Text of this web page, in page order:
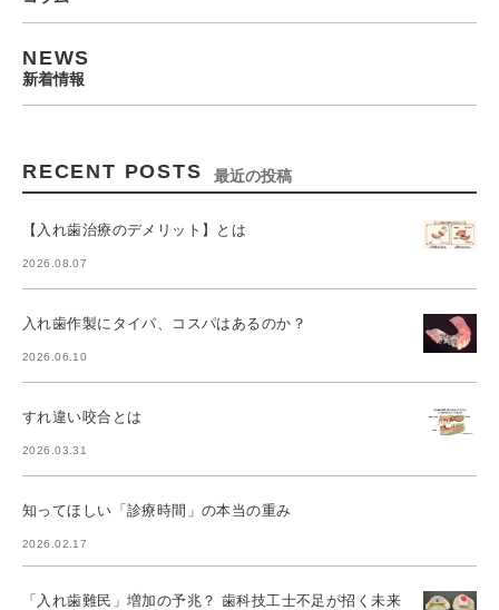
NEWS
新着情報
RECENT POSTS 最近の投稿
【入れ歯治療のデメリット】とは
2026.08.07
入れ歯作製にタイパ、コスパはあるのか？
2026.06.10
すれ違い咬合とは
2026.03.31
知ってほしい「診療時間」の本当の重み
2026.02.17
「入れ歯難民」増加の予兆？ 歯科技工士不足が招く未来